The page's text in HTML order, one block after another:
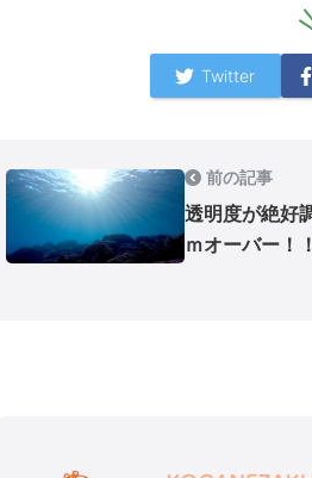
Twitter
前の記事
透明度が絶好
ｍオーバー！